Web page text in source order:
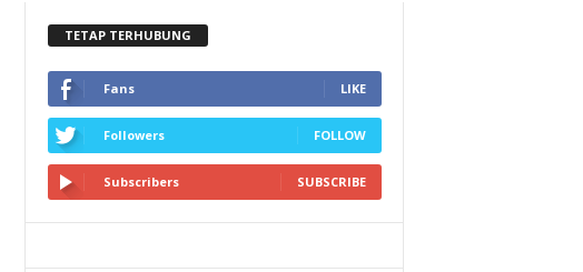
TETAP TERHUBUNG
Fans LIKE
Followers FOLLOW
Subscribers SUBSCRIBE